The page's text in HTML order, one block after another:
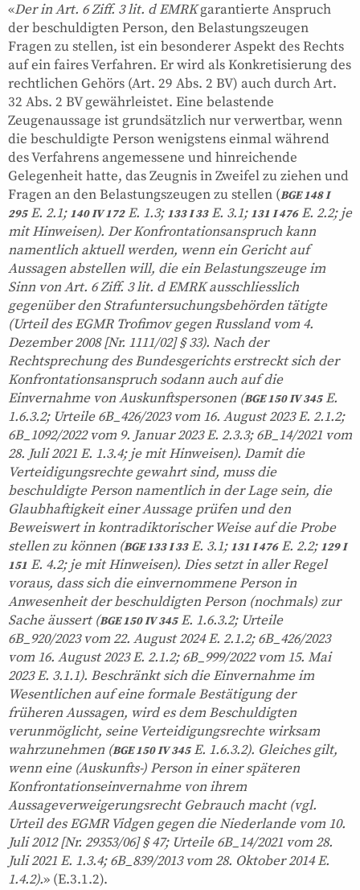
«Der in Art. 6 Ziff. 3 lit. d EMRKgarantierte Anspruch
der beschuldigten Person, den Belastungszeugen
Fragen zu stellen, ist ein besonderer Aspekt des Rechts
auf ein faires Verfahren. Er wird als Konkretisierung des
rechtlichen Gehörs (Art. 29 Abs. 2 BV) auch durch Art.
32 Abs. 2 BV gewährleistet. Eine belastende
Zeugenaussage ist grundsätzlich nur verwertbar, wenn
die beschuldigte Person wenigstens einmal während
des Verfahrens angemessene und hinreichende
Gelegenheit hatte, das Zeugnis in Zweifel zu ziehen und
Fragen an den Belastungszeugen zu stellen (BGE 148 I
295E. 2.1; 140 IV 172E. 1.3; 133 I 33E. 3.1; 131 I 476E. 2.2; je
mit Hinweisen). Der Konfrontationsanspruch kann
namentlich aktuell werden, wenn ein Gericht auf
Aussagen abstellen will, die ein Belastungszeuge im
Sinn von Art. 6 Ziff. 3 lit. d EMRK ausschliesslich
gegenüber den Strafuntersuchungsbehörden tätigte
(Urteil des EGMR Trofimov gegen Russland vom 4.
Dezember 2008 [Nr. 1111/02] § 33). Nach der
Rechtsprechung des Bundesgerichts erstreckt sich der
Konfrontationsanspruch sodann auch auf die
Einvernahme von Auskunftspersonen (BGE 150 IV 345E.
1.6.3.2; Urteile 6B_426/2023 vom 16. August 2023 E. 2.1.2;
6B_1092/2022 vom 9. Januar 2023 E. 2.3.3; 6B_14/2021 vom
28. Juli 2021 E. 1.3.4; je mit Hinweisen). Damit die
Verteidigungsrechte gewahrt sind, muss die
beschuldigte Person namentlich in der Lage sein, die
Glaubhaftigkeit einer Aussage prüfen und den
Beweiswert in kontradiktorischer Weise auf die Probe
stellen zu können (BGE 133 I 33E. 3.1; 131 I 476E. 2.2; 129 I
151 E. 4.2; je mit Hinweisen). Dies setzt in aller Regel
voraus, dass sich die einvernommene Person in
Anwesenheit der beschuldigten Person (nochmals) zur
Sache äussert (BGE 150 IV 345E. 1.6.3.2; Urteile
6B_920/2023 vom 22. August 2024 E. 2.1.2; 6B_426/2023
vom 16. August 2023 E. 2.1.2; 6B_999/2022 vom 15. Mai
2023 E. 3.1.1). Beschränkt sich die Einvernahme im
Wesentlichen auf eine formale Bestätigung der
früheren Aussagen, wird es dem Beschuldigten
verunmöglicht, seine Verteidigungsrechte wirksam
wahrzunehmen (BGE 150 IV 345E. 1.6.3.2). Gleiches gilt,
wenn eine (Auskunfts-) Person in einer späteren
Konfrontationseinvernahme von ihrem
Aussageverweigerungsrecht Gebrauch macht (vgl.
Urteil des EGMR Vidgen gegen die Niederlande vom 10.
Juli 2012 [Nr. 29353/06] § 47; Urteile 6B_14/2021 vom 28.
Juli 2021 E. 1.3.4; 6B_839/2013 vom 28. Oktober 2014 E.
1.4.2).» (E.3.1.2).